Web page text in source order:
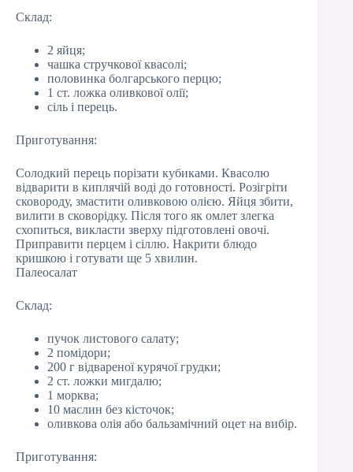
Склад:
2 яйця;
чашка стручкової квасолі;
половинка болгарського перцю;
1 ст. ложка оливкової олії;
сіль і перець.
Приготування:
Солодкий перець порізати кубиками. Квасолю
відварити в киплячій воді до готовності. Розігріти
сковороду, змастити оливковою олією. Яйця збити,
вилити в сковорідку. Після того як омлет злегка
схопиться, викласти зверху підготовлені овочі.
Приправити перцем і сіллю. Накрити блюдо
кришкою і готувати ще 5 хвилин.
Палеосалат
Склад:
пучок листового салату;
2 помідори;
200 г відвареної курячої грудки;
2 ст. ложки мигдалю;
1 морква;
10 маслин без кісточок;
оливкова олія або бальзамічний оцет на вибір.
Приготування: